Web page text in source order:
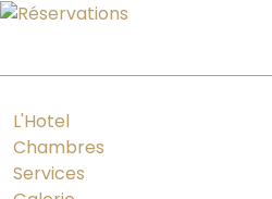
L'Hotel
Chambres
Services